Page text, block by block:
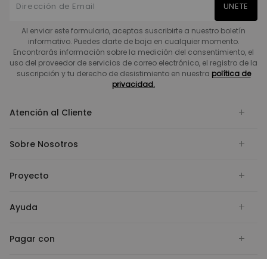
UNETE
Al enviar este formulario, aceptas suscribirte a nuestro boletín
informativo. Puedes darte de baja en cualquier momento.
Encontrarás información sobre la medición del consentimiento, el
uso del proveedor de servicios de correo electrónico, el registro de la
suscripción y tu derecho de desistimiento en nuestra política de
privacidad.
Atención al Cliente
Sobre Nosotros
Proyecto
Ayuda
Pagar con